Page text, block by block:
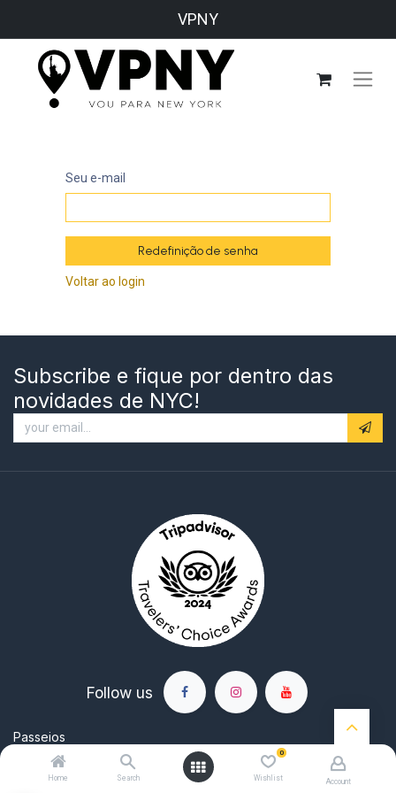
Home Search
0
Wishlist Account
VPNY
Seu e-mail
Redefinição de senha
Voltar ao login
Subscribe e fique por dentro das
novidades de NYC!
Follow us
Passeios
Dreamy